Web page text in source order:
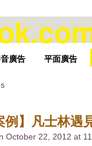
廣告 平面廣告
例】凡士林遇
October 22, 2012 at